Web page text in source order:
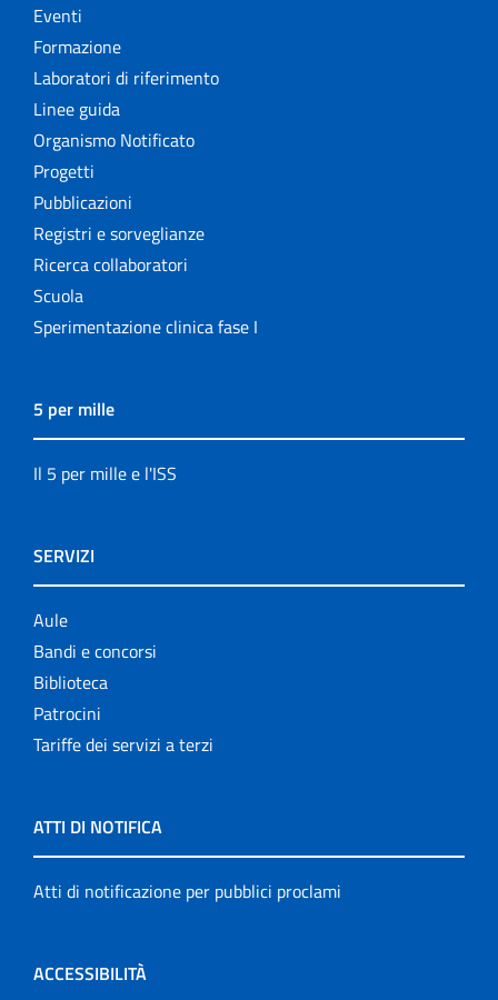
Eventi
Formazione
Laboratori di riferimento
Linee guida
Organismo Notificato
Progetti
Pubblicazioni
Registri e sorveglianze
Ricerca collaboratori
Scuola
Sperimentazione clinica fase I
5 per mille
Il 5 per mille e l'ISS
SERVIZI
Aule
Bandi e concorsi
Biblioteca
Patrocini
Tariffe dei servizi a terzi
ATTI DI NOTIFICA
Atti di notificazione per pubblici proclami
ACCESSIBILITÀ